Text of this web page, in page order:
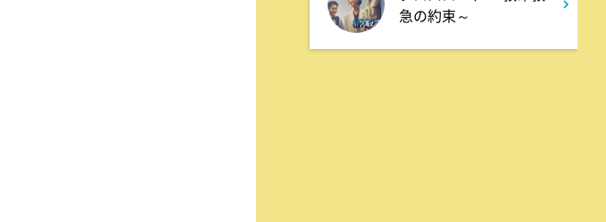
タモリステーション 日本人と
石油 最前線 そもそも石油と
急の約束～